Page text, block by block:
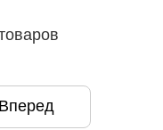
Вперед